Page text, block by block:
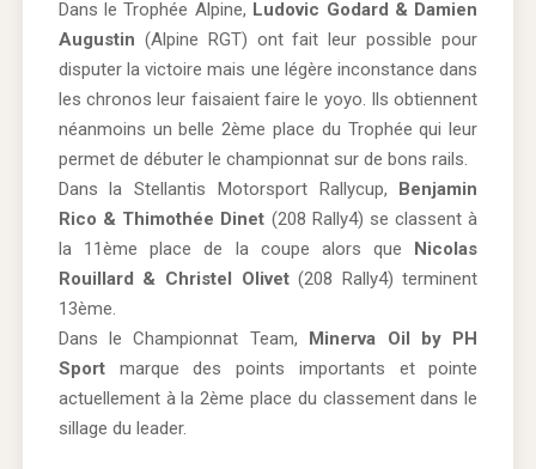
Dans le Trophée Alpine, Ludovic Godard & Damien
Augustin (Alpine RGT) ont fait leur possible pour
disputer la victoire mais une légère inconstance dans
les chronos leur faisaient faire le yoyo. Ils obtiennent
néanmoins un belle 2ème place du Trophée qui leur
permet de débuter le championnat sur de bons rails.
Dans la Stellantis Motorsport Rallycup, Benjamin
Rico & Thimothée Dinet (208 Rally4) se classent à
la 11ème place de la coupe alors que Nicolas
Rouillard & Christel Olivet(208 Rally4) terminent
13ème.
Dans le Championnat Team, Minerva Oil by PH
Sportmarque des points importants et pointe
actuellement à la 2ème place du classement dans le
sillage du leader.